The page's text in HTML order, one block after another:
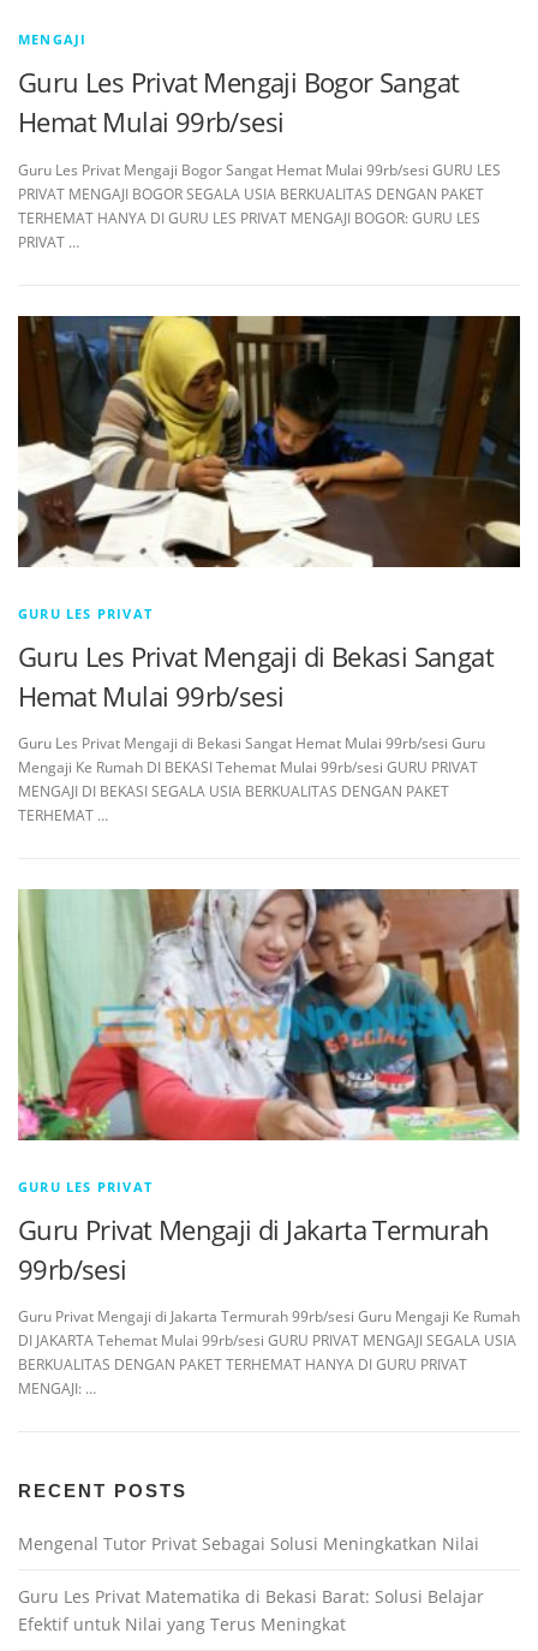
MENGAJI
Guru Les Privat Mengaji Bogor Sangat
Hemat Mulai 99rb/sesi
Guru Les Privat Mengaji Bogor Sangat Hemat Mulai 99rb/sesi GURU LES
PRIVAT MENGAJI BOGOR SEGALA USIA BERKUALITAS DENGAN PAKET
TERHEMAT HANYA DI GURU LES PRIVAT MENGAJI BOGOR: GURU LES
PRIVAT …
GURU LES PRIVAT
Guru Les Privat Mengaji di Bekasi Sangat
Hemat Mulai 99rb/sesi
Guru Les Privat Mengaji di Bekasi Sangat Hemat Mulai 99rb/sesi Guru
Mengaji Ke Rumah DI BEKASI Tehemat Mulai 99rb/sesi GURU PRIVAT
MENGAJI DI BEKASI SEGALA USIA BERKUALITAS DENGAN PAKET
TERHEMAT …
GURU LES PRIVAT
Guru Privat Mengaji di Jakarta Termurah
99rb/sesi
Guru Privat Mengaji di Jakarta Termurah 99rb/sesi Guru Mengaji Ke Rumah
DI JAKARTA Tehemat Mulai 99rb/sesi GURU PRIVAT MENGAJI SEGALA USIA
BERKUALITAS DENGAN PAKET TERHEMAT HANYA DI GURU PRIVAT
MENGAJI: …
RECENT POSTS
Mengenal Tutor Privat Sebagai Solusi Meningkatkan Nilai
Guru Les Privat Matematika di Bekasi Barat: Solusi Belajar
Efektif untuk Nilai yang Terus Meningkat